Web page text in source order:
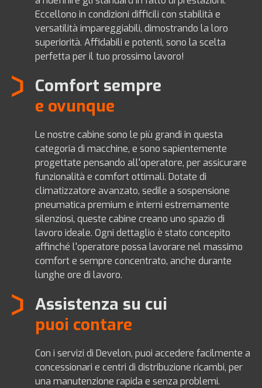
Eccellono in condizioni difficili con stabilità e
versatilità impareggiabili, dimostrando la loro
superiorità. Affidabili e potenti, sono la scelta
perfetta per il tuo prossimo lavoro!
Comfort sempre
e ovunque
Le nostre cabine sono le più grandi in questa
categoria di macchine, e sono sapientemente
progettate pensando all'operatore, per assicurare
funzionalità e comfort ottimali. Dotate di
climatizzatore avanzato, sedile a sospensione
pneumatica premium e interni estremamente
silenziosi, queste cabine creano uno spazio di
lavoro ideale. Ogni dettaglio è stato concepito
affinché l'operatore possa lavorare nel massimo
comfort e sempre concentrato, anche durante
lunghe ore di lavoro.
Assistenza su cui
puoi contare
Con i servizi di Develon, puoi accedere facilmente a
concessionari e centri di distribuzione ricambi, per
una manutenzione rapida e senza problemi.